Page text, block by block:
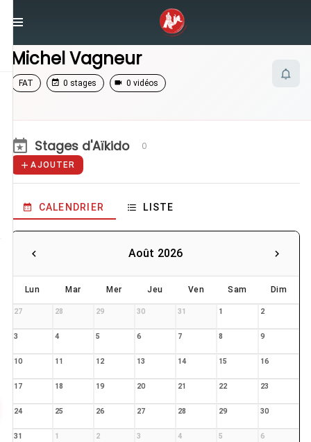
Michel Vagneur
Michel Vagneur
FAT 0 stages 0 vidéos
Stages d'Aïkido 0
AJOUTER
CALENDRIER LISTE
Août 2026
Lun Mar Mer Jeu Ven Sam Dim
27 28 29 30 31 1 2
3 4 5 6 7 8 9
10 11 12 13 14 15 16
17 18 19 20 21 22 23
24 25 26 27 28 29 30
31 1 2 3 4 5 6